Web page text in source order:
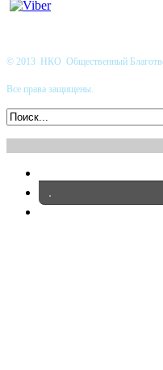
© 2013 НКО Общественный
Все права защищены.
.